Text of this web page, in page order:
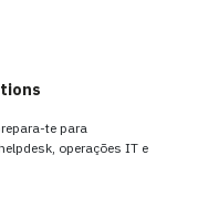
te para
operações IT e